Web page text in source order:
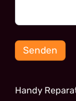
Senden
Handy